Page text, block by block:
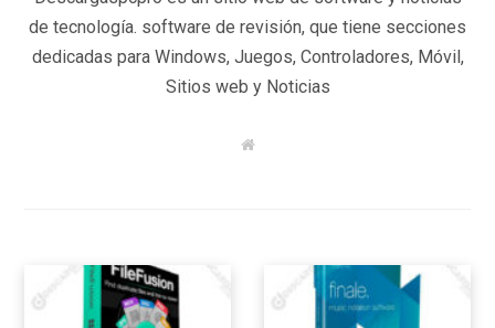
de tecnología. software de revisión, que tiene secciones
dedicadas para Windows, Juegos, Controladores, Móvil,
Sitios web y Noticias
W